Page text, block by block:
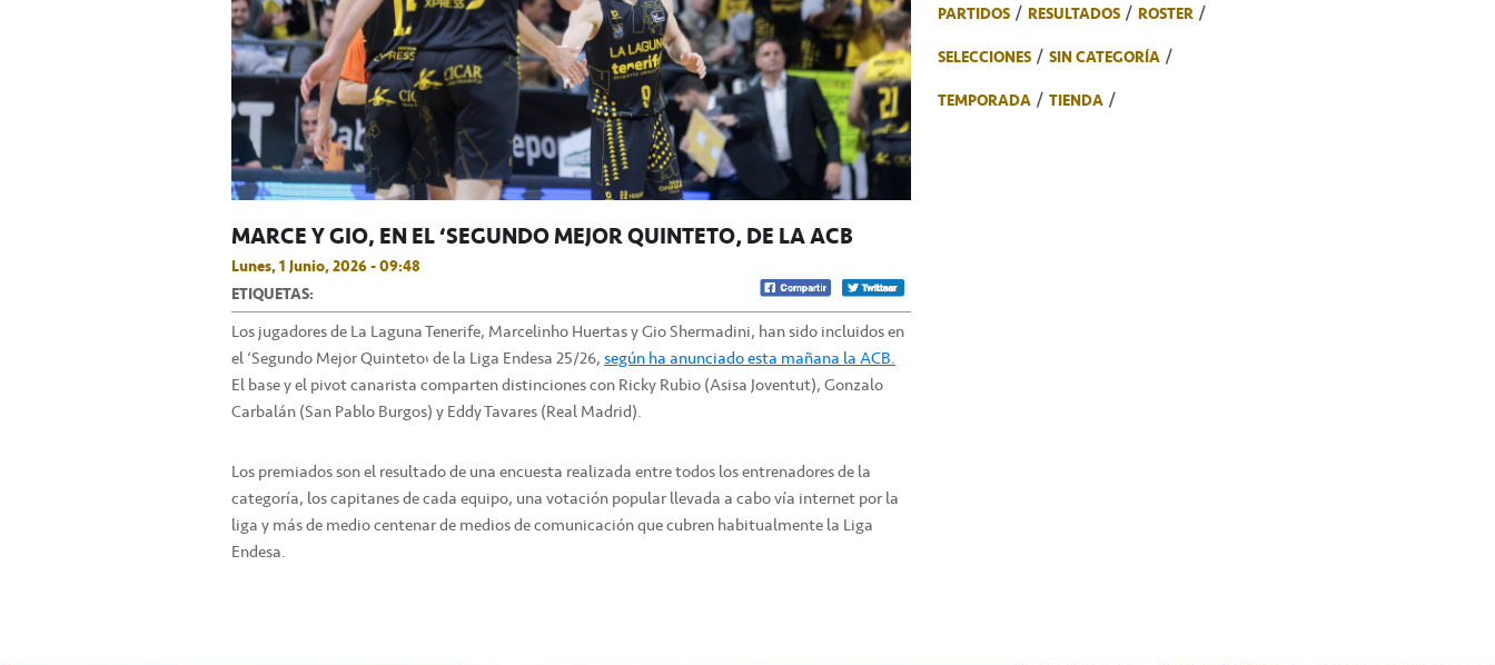
MARCE Y GIO, EN EL ‘SEGUNDO MEJOR QUINTETO’ DE LA ACB
Lunes, 1 Junio, 2026 - 09:48
ETIQUETAS:
Los jugadores de La Laguna Tenerife, Marcelinho Huertas y Gio Shermadini, han sido incluidos en
el ‘Segundo Mejor Quinteto’ de la Liga Endesa 25/26,según ha anunciado esta mañana la ACB.
El base y el pivot canarista comparten distinciones con Ricky Rubio (Asisa Joventut), Gonzalo
Carbalán (San Pablo Burgos) y Eddy Tavares (Real Madrid).
Los premiados son el resultado de una encuesta realizada entre todos los entrenadores de la
categoría, los capitanes de cada equipo, una votación popular llevada a cabo vía internet por la
liga y más de medio centenar de medios de comunicación que cubren habitualmente la Liga
Endesa.
PARTIDOS
RESULTADOS
ROSTER
SELECCIONES
SIN CATEGORÍA
TEMPORADA
TIENDA